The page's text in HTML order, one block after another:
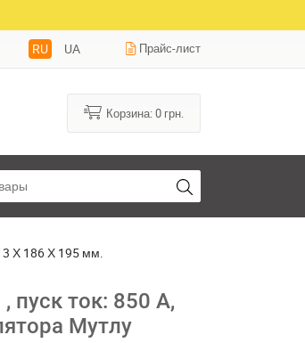
RU UA Прайс-лист
Корзина:0 грн.
Х 186 Х 195 мм.
пуск ток: 850 А,
Мутлу